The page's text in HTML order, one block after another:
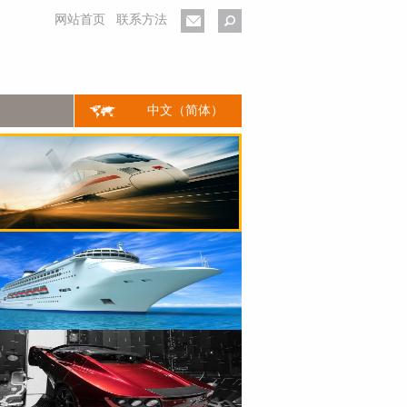
网站首页 联系方法
中文（简体）